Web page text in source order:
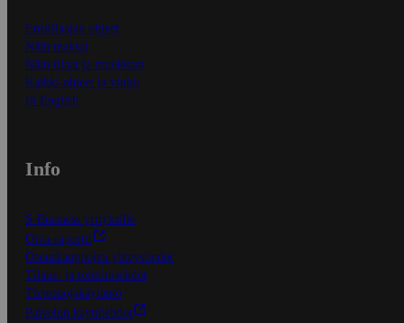
Ensitilaajan ohjeet
Näin maksat
Näin tilaat ja muokkaat
Kaikki ohjeet ja vinkit
In English
Info
S-Business yrityksille
Oiva-raportit
Osuuskauppojen yhteystiedot
Tilaus- ja toimitusehdot
Tietosuojakäytäntö
Palvelun käyttöehdot